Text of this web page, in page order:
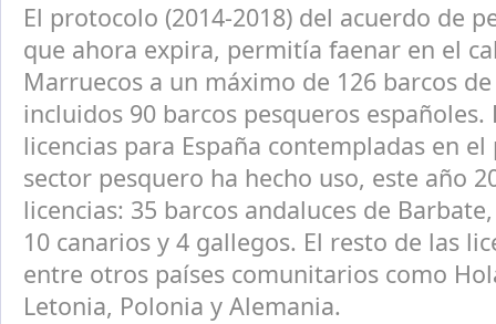
El protocolo (2014-2018) del acuerdo de
que ahora expira, permitía faenar en el
Marruecos a un máximo de 126 barcos de
incluidos 90 barcos pesqueros españoles.
licencias para España contempladas en
sector pesquero ha hecho uso, este año
licencias: 35 barcos andaluces de
10 canarios y 4 gallegos. El resto de las
entre otros países comunitarios como
Letonia, Polonia y Alemania.